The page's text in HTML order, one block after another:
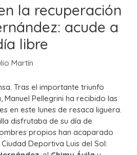
la recuperación
acude a
libre
Martín
Tras el importante triunfo
Pellegrini ha recibido las
en este lunes de resaca liguera.
disfrutaba de su día de
propios han acaparado
Deportiva Luis del Sol: